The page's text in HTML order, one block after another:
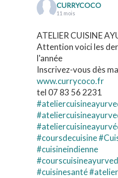
CURRYCOCO
11 mois
ATELIER CUISINE
Attention voici les
l'année
Inscrivez-vous dès
www.currycoco.fr
tel 07 83 56 2231
#coursdecuisine
#cuisineindienne
#cuisinesanté